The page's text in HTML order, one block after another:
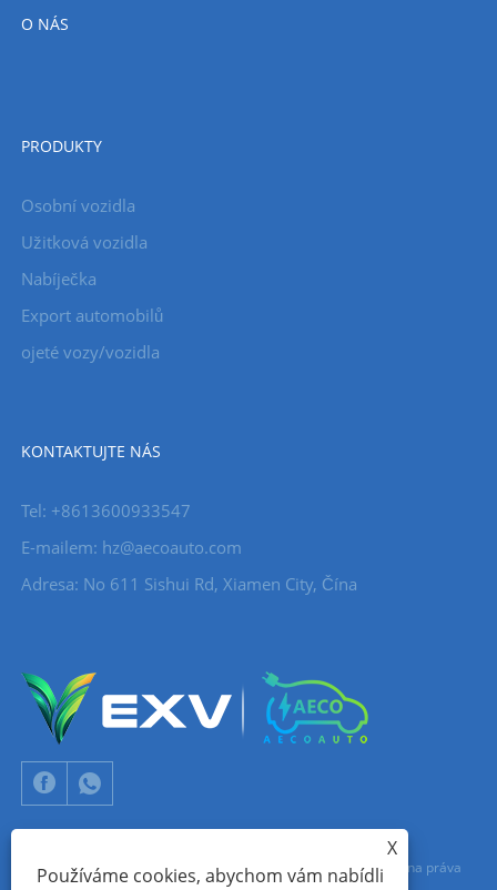
O NÁS
PRODUKTY
Osobní vozidla
Užitková vozidla
Nabíječka
Export automobilů
ojeté vozy/vozidla
KONTAKTUJTE NÁS
Tel: +8613600933547
E-mailem: hz@aecoauto.com
Adresa: No 611 Sishui Rd, Xiamen City, Čína
Copyright © 2024 Xiamen Aecoauto Technology Co., Ltd. Všechna práva
X
Používáme cookies, abychom vám nabídli